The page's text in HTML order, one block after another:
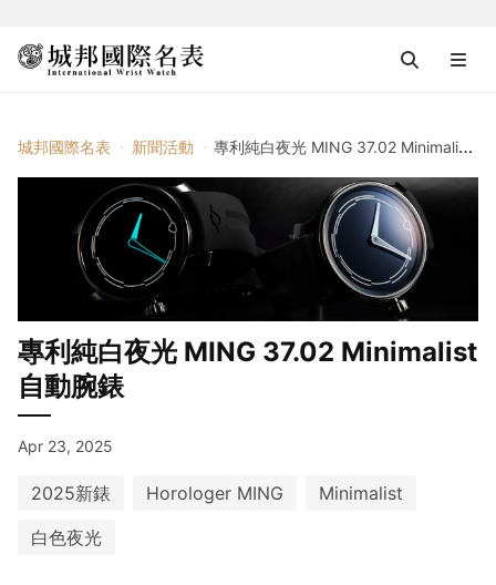
城邦國際名表 新聞活動 專利純白夜光 MING 37.02 Minimalist自動腕錶
專利純白夜光 MING 37.02 Minimalist
自動腕錶
Apr 23, 2025
2025新錶 Horologer MING
Minimalist
白色夜光